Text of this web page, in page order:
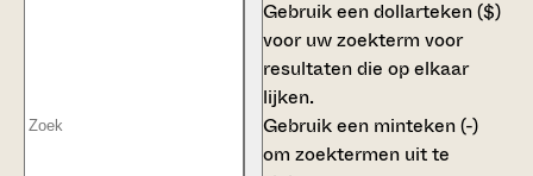
Gebruik eendollarteken ($)
voor uw zoekterm voor
resultaten die op elkaar
lijken.
Gebruik een minteken (-)
om zoektermen uit te